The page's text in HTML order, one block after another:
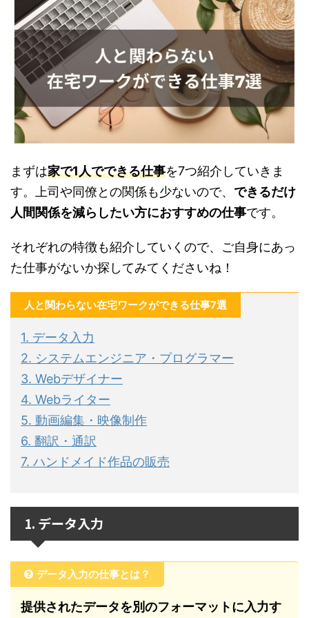
まずは家で1人でできる仕事を7つ紹介していきま
す。上司や同僚との関係も少ないので、 できるだけ
人間関係を減らしたい方におすすめの仕事です。
それぞれの特徴も紹介していくので、ご自身にあっ
た仕事がないか探してみてくださいね！
人と関わらない在宅ワークができる仕事7選
1. データ入力
2. システムエンジニア・プログラマー
3. Webデザイナー
4. Webライター
5. 動画編集・映像制作
6. 翻訳・通訳
7. ハンドメイド作品の販売
1. データ入力
データ入力の仕事とは？
提供されたデータを別のフォーマットに入力す